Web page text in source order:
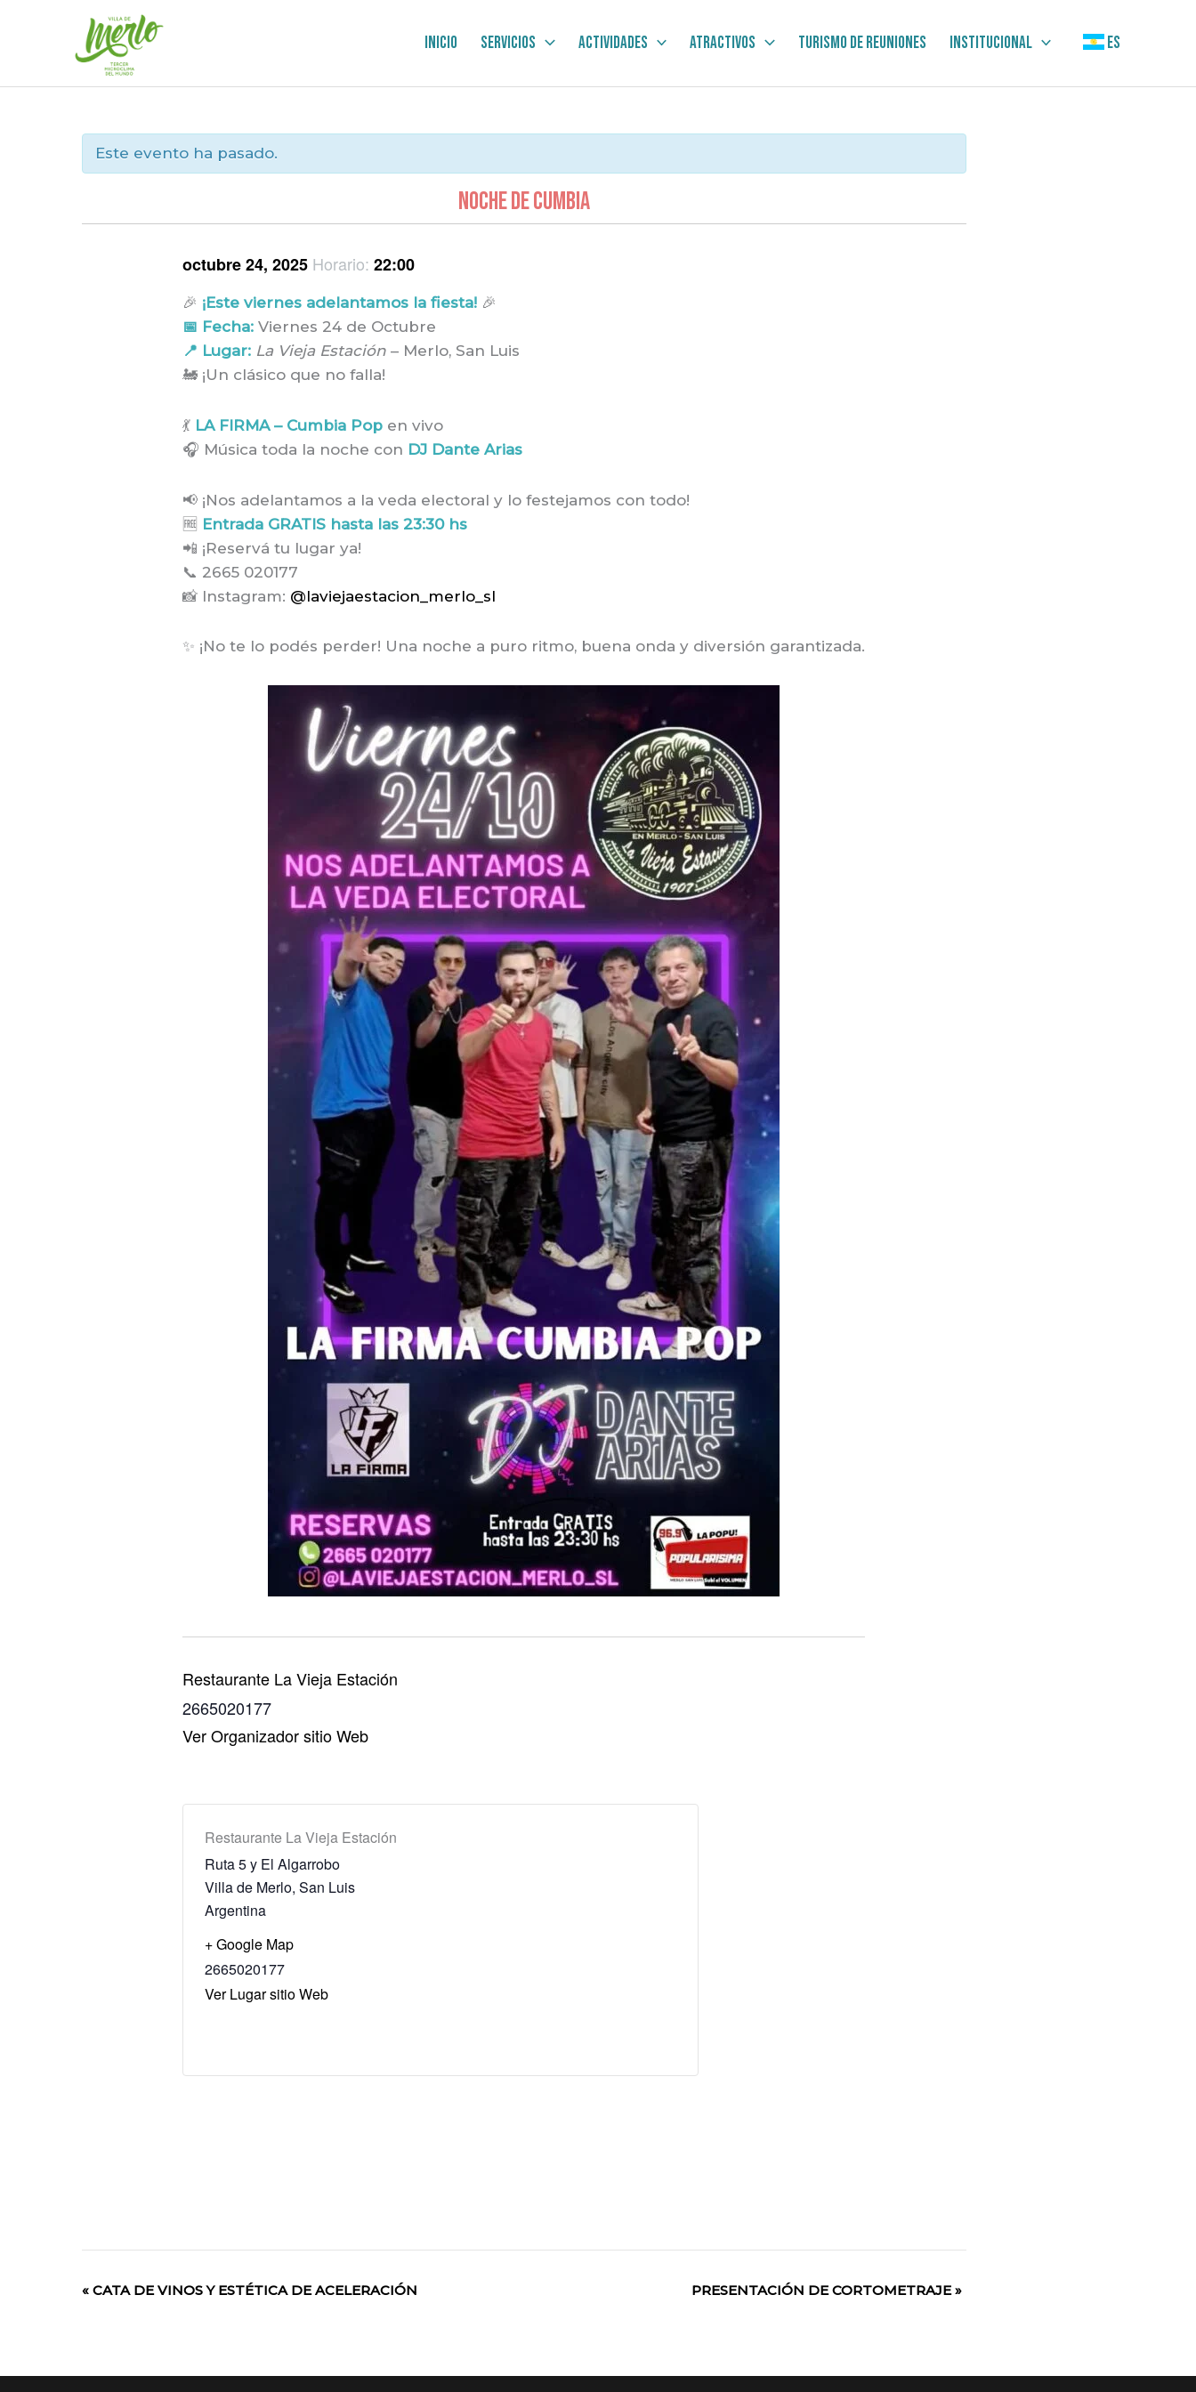
contenido
Inicio Servicios Actividades Atractivos Turismo de Reuniones Institucional ES
Este evento ha pasado.
NOCHE DE CUMBIA
octubre 24, 2025 Horario:22:00
🎉 ¡Este viernes adelantamos la fiesta! 🎉
📅 Fecha: Viernes 24 de Octubre
📍 Lugar: La Vieja Estación – Merlo, San Luis
🚂 ¡Un clásico que no falla!
💃 LA FIRMA – Cumbia Pop en vivo
🎧 Música toda la noche con DJ Dante Arias
📢 ¡Nos adelantamos a la veda electoral y lo festejamos con todo!
🆓 Entrada GRATIS hasta las 23:30 hs
📲 ¡Reservá tu lugar ya!
📞 2665 020177
📸 Instagram: @laviejaestacion_merlo_sl
✨ ¡No te lo podés perder! Una noche a puro ritmo, buena onda y diversión garantizada.
Restaurante La Vieja Estación
2665020177
Ver Organizador sitio Web
Restaurante La Vieja Estación
Ruta 5 y El Algarrobo
Villa de Merlo, San Luis
Argentina
+ Google Map
2665020177
Ver Lugar sitio Web
Evento
« CATA DE VINOS Y ESTÉTICA DE ACELERACIÓN PRESENTACIÓN DE CORTOMETRAJE»